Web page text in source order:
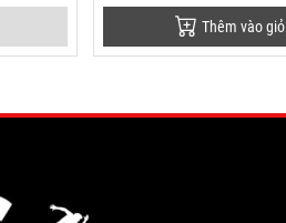
Thêm vào giỏ